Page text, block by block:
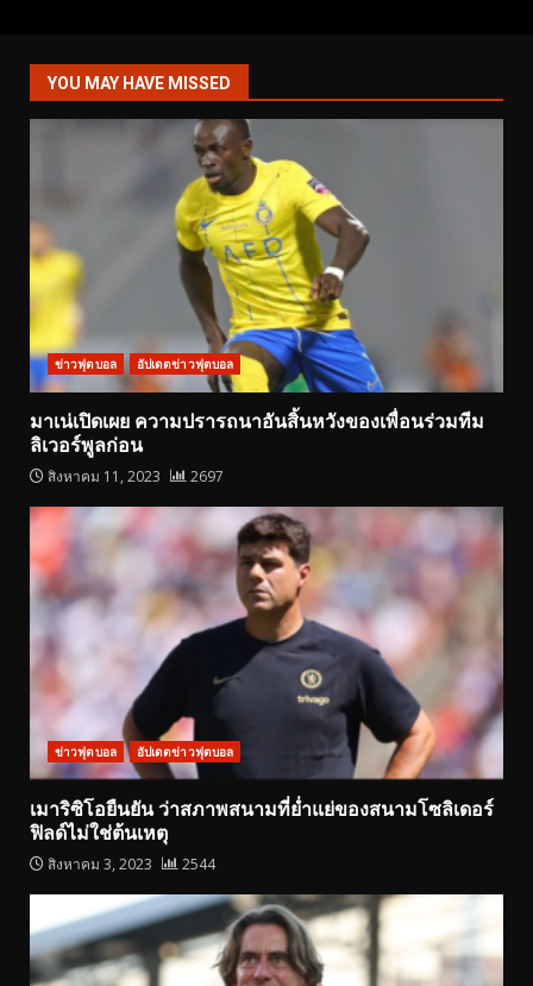
YOU MAY HAVE MISSED
ข่าวฟุตบอล อัปเดตข่าวฟุตบอล
มาเน่เปิดเผย ความปรารถนาอันสิ้นหวังของเพื่อนร่วมทีม
ลิเวอร์พูลก่อน
สิงหาคม 11, 2023 2697
ข่าวฟุตบอล อัปเดตข่าวฟุตบอล
เมาริซิโอยืนยัน ว่าสภาพสนามที่ย่ำแย่ของสนามโซลิเดอร์
ฟิลด์ไม่ใช่ต้นเหตุ
สิงหาคม 3, 2023 2544